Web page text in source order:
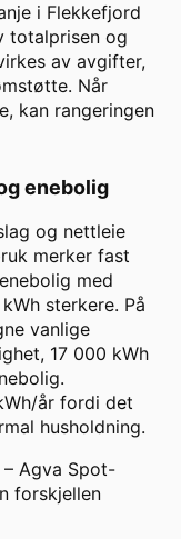
i Flekkefjord
totalprisen og
av avgifter,
Når
kan rangeringen
enebolig
og nettleie
merker fast
med
sterkere. På
vanlige
17 000 kWh
år fordi det
husholdning.
– Agva Spot-
forskjellen